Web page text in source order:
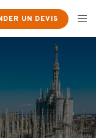
UN DEVIS ×